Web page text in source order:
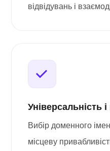
відвідувань і
Універсальність і
Вибір доменного
місцеву